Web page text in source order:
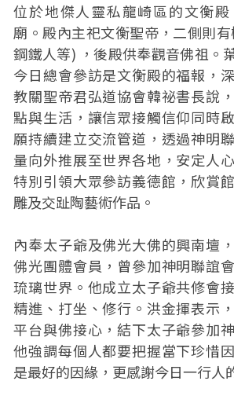
位於地傑人靈私龍崎區的文衡
廟。殿內主祀文衡聖帝，二側則
鋼鐵人等) ，後殿供奉觀音佛祖。
今日總會參訪是文衡殿的福報，
教關聖帝君弘道協會韓祕書長說
點與生活，讓信眾接觸信仰同時
願持續建立交流管道，透過神明
量向外推展至世界各地，安定人
特別引領大眾參訪義德館，欣賞
雕及交趾陶藝術作品。
內奉太子爺及佛光大佛的興南壇
佛光團體會員，曾參加神明聯誼
琉璃世界。他成立太子爺共修會
精進、打坐、修行。洪金揮表示
平台與佛接心，結下太子爺參加
他強調每個人都要把握當下珍惜
是最好的因緣，更感謝今日一行人